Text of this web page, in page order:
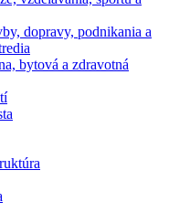
dopravy, podnikania a
bytová a zdravotná